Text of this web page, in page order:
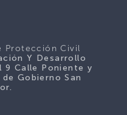
Protección Civil
Y Desarrollo
9 Calle Poniente y
Gobierno San